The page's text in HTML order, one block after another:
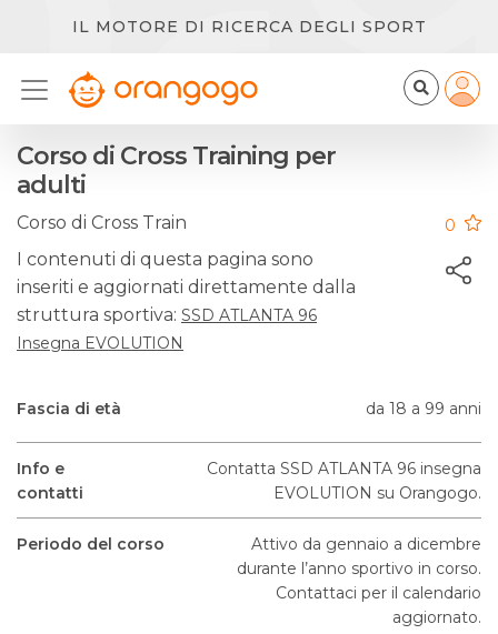
IL MOTORE DI RICERCA DEGLI SPORT
Corso di Cross Training per
adulti
Corso di Cross Train
I contenuti di questa pagina sono
inseriti e aggiornati direttamente dalla
struttura sportiva: SSD ATLANTA 96
Insegna EVOLUTION
0
Fascia di età da 18 a 99 anni
Info e
contatti
Contatta SSD ATLANTA 96 insegna
EVOLUTION su Orangogo.
Periodo del corso
Attivo da gennaio a dicembre
durante l’anno sportivo in corso.
Contattaci per il calendario
aggiornato.